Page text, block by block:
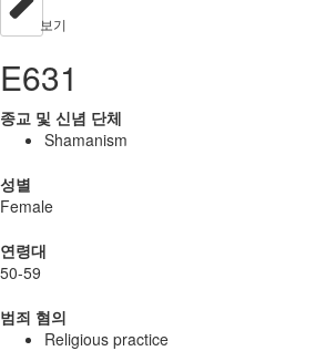
보기
E631
종교 및 신념 단체
Shamanism
성별
Female
연령대
50-59
범죄 혐의
Religious practice